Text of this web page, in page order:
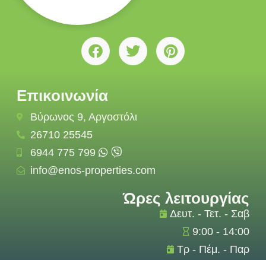
Επικοινωνία
Βύρωνος 9, Αργοστόλι
26710 25545
6944 775 799
info@enos-properties.com
Ώρες λειτουργίας
Δευτ. - Τετ. - Σαβ
9:00 - 14:00
Τρ - Πέμ. - Παρ